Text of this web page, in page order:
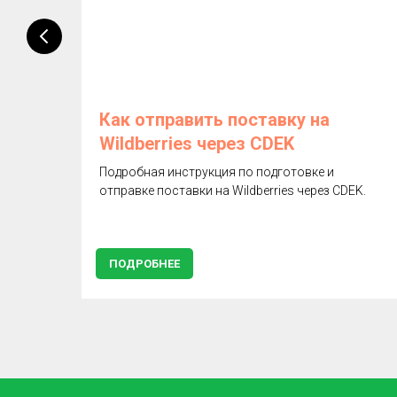
Как отправить поставку на
Wildberries через CDEK
Подробная инструкция по подготовке и
отправке поставки на Wildberries через CDEK.
ПОДРОБНЕЕ